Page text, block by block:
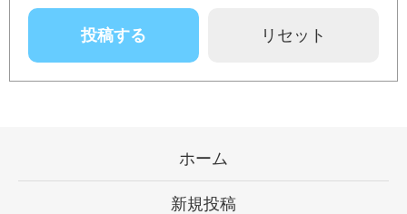
ホーム
新規投稿